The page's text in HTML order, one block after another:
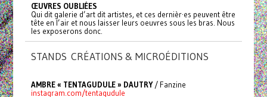
ŒUVRES OUBLIÉES
Qui dit galerie d’art dit artistes, et ces dernièr·es peuvent être
tête en l’air et nous laisser leurs oeuvres sous les bras. Nous
les exposerons donc.
STANDS CRÉATIONS & MICROÉDITIONS
AMBRE « TENTAGUDULE » DAUTRY/ Fanzine
instagram.com/tentagudule